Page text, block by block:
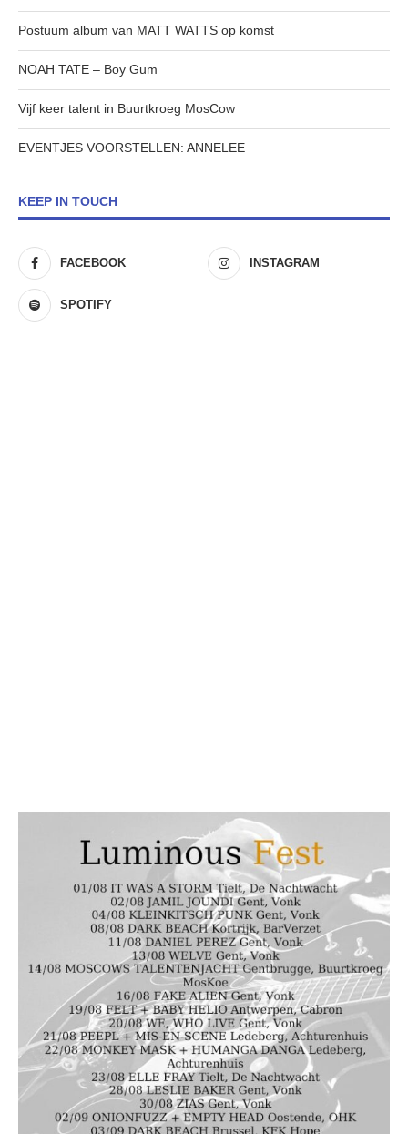
Postuum album van MATT WATTS op komst
NOAH TATE – Boy Gum
Vijf keer talent in Buurtkroeg MosCow
EVENTJES VOORSTELLEN: ANNELEE
KEEP IN TOUCH
FACEBOOK INSTAGRAM
SPOTIFY